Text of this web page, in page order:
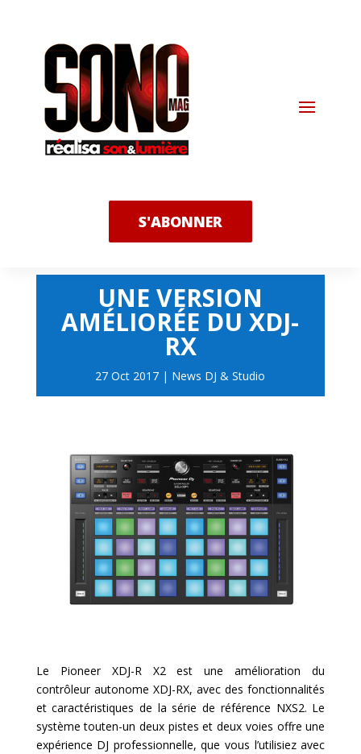
S'ABONNER
UNE VERSION
AMÉLIORÉE DU XDJ-
RX
27 Oct 2017 | News DJ & Studio
Le Pioneer XDJ-R X2 est une amélioration du
contrôleur autonome XDJ-RX, avec des fonctionnalités
et caractéristiques de la série de référence NXS2. Le
système touten-un deux pistes et deux voies offre une
expérience DJ professionnelle, que vous l’utilisiez avec